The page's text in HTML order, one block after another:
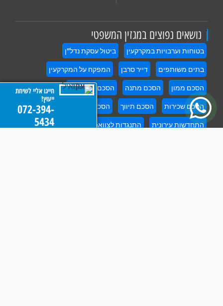
נושאים נפוצים במגזין המשפטי .
בטוחות וערבויות במקרקעין
ביטול עסקת נדל"ן
בתים משותפים
דייר סרבן
המפקח על המקרקעין
הסכם ממון
הסכם מתנה
הסכם פינוי בינוי
הסכם שכירות
הסכם תיווך
הסכמי ירושה בין יורשים
התחדשות עירונית
התנגדות לצוואה
חייגו אליי לשיחת
ייעוץ!
072-394-
5434